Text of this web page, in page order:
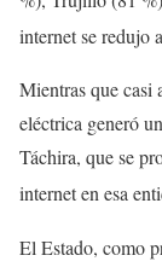
internet se redujo
Mientras que casi
eléctrica generó
Táchira, que se
internet en esa
El Estado, como